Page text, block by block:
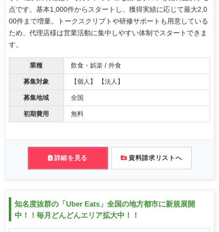
点です。基本1,000件からスタートし、獲得実績に応じて最大2,0
00件まで増量。トークスクリプトや研修サポートも用意している
ため、代理店様は営業活動に集中しやすい体制でスタートできま
す。
業種 飲食・娯楽 / 外食
募集対象 【個人】 【法人】
募集地域 全国
初期費用 無料
詳細を見る 資料請求リストへ
知名度抜群の「Uber Eats」全国の地方都市に新規展開
中！！毎月どんどんエリア拡大中！！